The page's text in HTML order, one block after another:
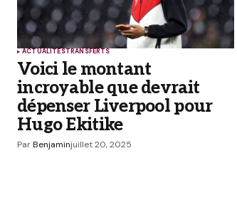
ACTUALITÉSTRANSFERTS
Voici le montant
incroyable que devrait
dépenser Liverpool pour
Hugo Ekitike
ParBenjaminjuillet 20, 2025